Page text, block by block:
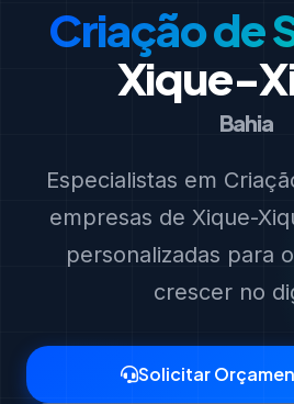
Criação de
Xique-
Bahia
Especialistas em
empresas de Xique-
personalizadas para
crescer no
Solicitar